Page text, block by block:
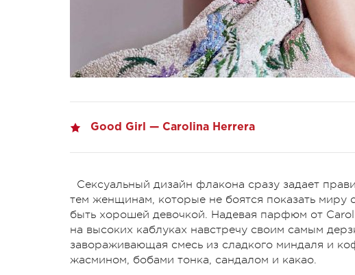
Good Girl — Carolina Herrera
Сексуальный дизайн флакона сразу задает
тем женщинам, которые не боятся показать миру
быть хорошей девочкой. Надевая парфюм от
на высоких каблуках навстречу своим самым
завораживающая смесь из сладкого миндаля и
жасмином, бобами тонка, сандалом и какао.